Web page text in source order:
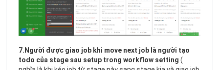
7.Người được giao job khi move next job là người tạo
todo của stage sau setup trong workflow setting (